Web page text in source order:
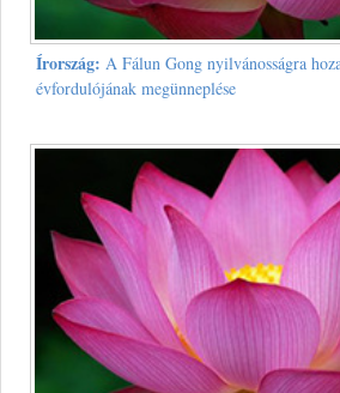
Írország: A Fálun Gong nyilvánosságra
évfordulójának megünneplése